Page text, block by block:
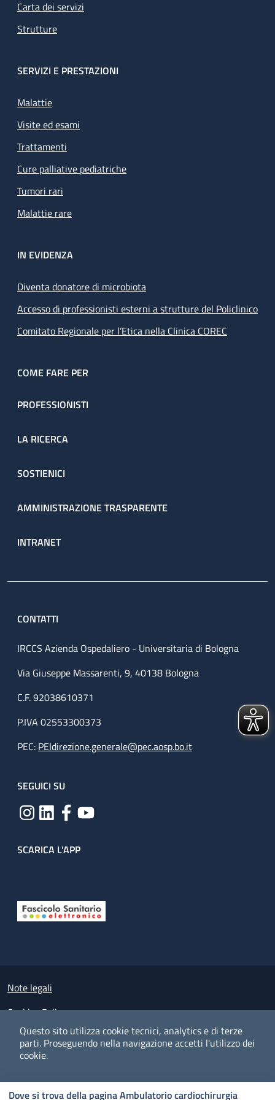
Questo sito utilizza cookie tecnici, analytics e di terze
parti. Proseguendo nella navigazione accetti l'utilizzo dei
cookie.
Dove si trova della pagina Ambulatorio cardiochirurgia
Carta dei servizi
Strutture
SERVIZI E PRESTAZIONI
Malattie
Visite ed esami
Trattamenti
Cure palliative pediatriche
Tumori rari
Malattie rare
IN EVIDENZA
Diventa donatore di microbiota
Accesso di professionisti esterni a strutture del Policlinico
Comitato Regionale per l’Etica nella Clinica COREC
COME FARE PER
PROFESSIONISTI
LA RICERCA
SOSTIENICI
AMMINISTRAZIONE TRASPARENTE
INTRANET
CONTATTI
IRCCS Azienda Ospedaliero - Universitaria di Bologna
Via Giuseppe Massarenti, 9, 40138 Bologna
C.F. 92038610371
P.IVA 02553300373
PEC: PEIdirezione.generale@pec.aosp.bo.it
SEGUICI SU
SCARICA L'APP
Small prints
Note legali
Cookies Policy
Policy privacy e protezione del dato personale
Albo pretorio on-line
Dichiarazione di accessibilità